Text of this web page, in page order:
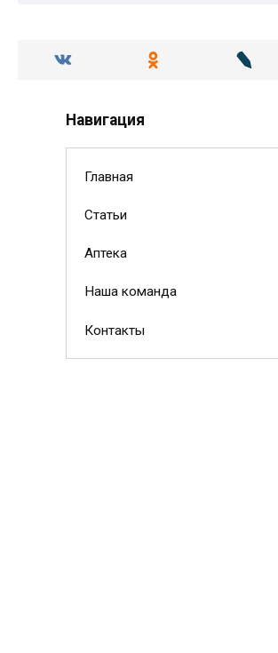
Навигация
Главная
Статьи
Аптека
Наша команда
Контакты